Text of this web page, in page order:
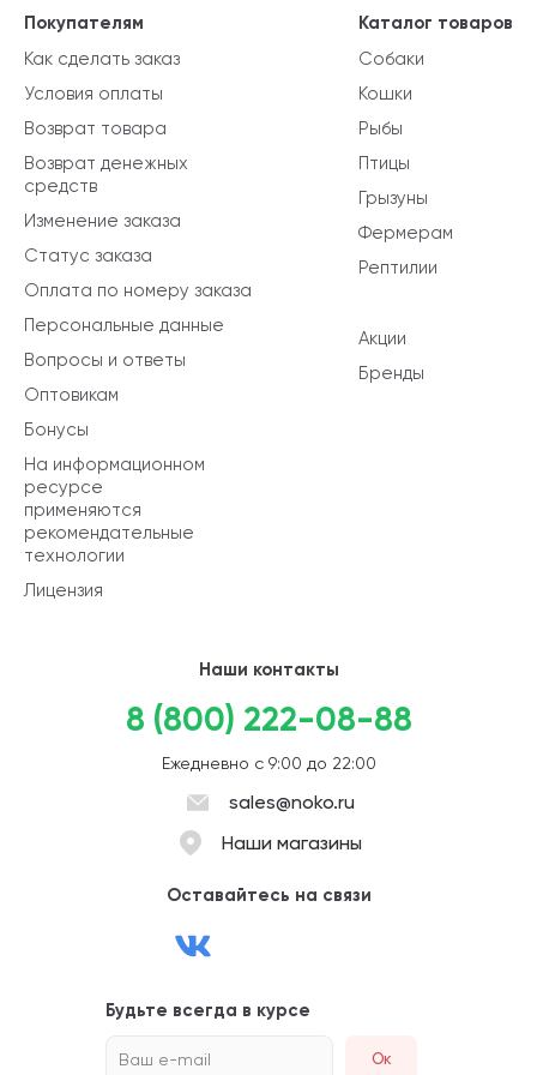
Каталог товаров
Собаки
Кошки
Рыбы
Птицы
Грызуны
Фермерам
Рептилии
Акции
Бренды
Покупателям
Как сделать заказ
Условия оплаты
Возврат товара
Возврат денежных
средств
Изменение заказа
Статус заказа
Оплата по номеру заказа
Персональные данные
Вопросы и ответы
Оптовикам
Бонусы
На информационном
ресурсе
применяются
рекомендательные
технологии
Лицензия
Наши контакты
8 (800) 222-08-88
Ежедневно с 9:00 до 22:00
sales@noko.ru
Наши магазины
Оставайтесь на связи
Будьте всегда в курсе
Ваш e-mail